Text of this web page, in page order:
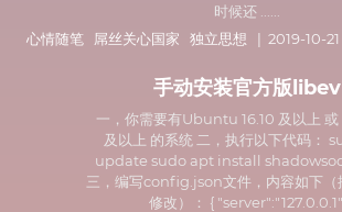
时候还 ......
心情随笔
屌丝关心国家 独立思想 | 2019-10-
手动安装官方版libev
一，你需要有Ubuntu 16.10 及以上
及以上 的系统 二，执行以下代码：
update sudo apt install
三，编写config.json文件，内容如下（
修改）： { "server":"127.0.0.1",